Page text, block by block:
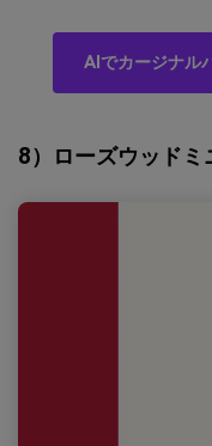
AIでカージナル
8）ローズウッドミ